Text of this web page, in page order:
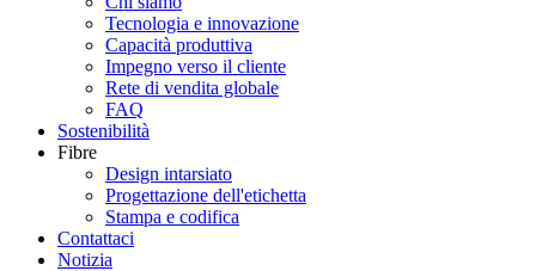
Tecnologia e innovazione
Capacità produttiva
Impegno verso il cliente
Rete di vendita globale
FAQ
Sostenibilità
Fibre
Design intarsiato
Progettazione dell'etichetta
Stampa e codifica
Contattaci
Notizia